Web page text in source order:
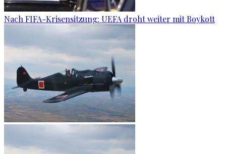
Nach FIFA-Krisensitzung: UEFA droht weiter mit Boykott